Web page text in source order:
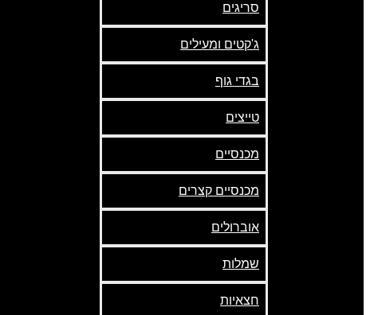
סריגים
ג'קטים ומעילים
בגדי גוף
טייצים
מכנסיים
מכנסיים קצרים
אוברולים
שמלות
חצאיות